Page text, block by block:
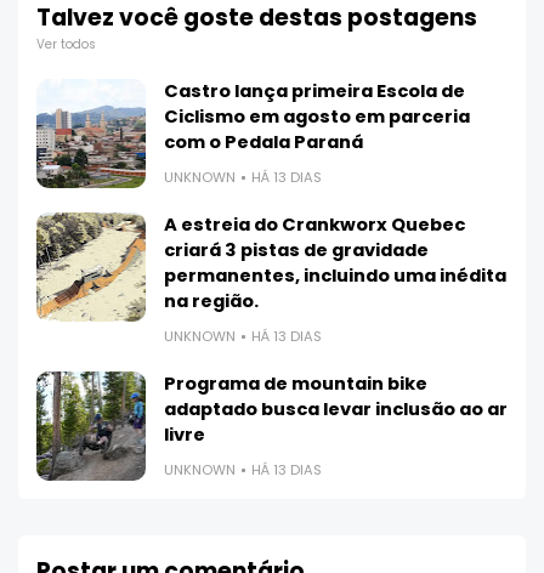
Talvez você goste destas postagens
Ver todos
Castro lança primeira Escola de
Ciclismo em agosto em parceria
com o Pedala Paraná
UNKNOWN HÁ 13 DIAS
A estreia do Crankworx Quebec
criará 3 pistas de gravidade
permanentes, incluindo uma inédita
na região.
UNKNOWN HÁ 13 DIAS
Programa de mountain bike
adaptado busca levar inclusão ao ar
livre
UNKNOWN HÁ 13 DIAS